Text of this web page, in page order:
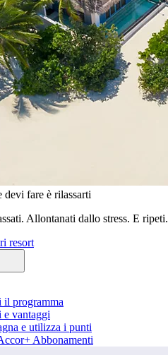
devi fare è rilassarti
Allontanati dallo stress. E ripeti.
resort
il programma
vantaggi
e utilizza i punti
Abbonamenti